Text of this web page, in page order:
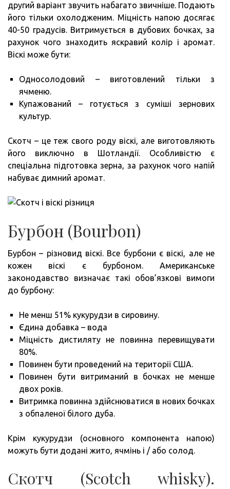
другий варіант звучить набагато звичніше. Подають
його тільки охолодженим. Міцність напою досягає
40-50 градусів. Витримується в дубових бочках, за
рахунок чого знаходить яскравий колір і аромат.
Віскі може бути:
Односолодовий – виготовлений тільки з
ячменю.
Купажований – готується з суміші зернових
культур.
Скотч – це теж свого роду віскі, але виготовляють
його виключно в Шотландії. Особливістю є
спеціальна підготовка зерна, за рахунок чого напій
набуває димний аромат.
Бурбон (Bourbon)
Бурбон – різновид віскі. Все бурбони є віскі, але не
кожен віскі є бурбоном. Американське
законодавство визначає такі обов’язкові вимоги
до бурбону:
Не менш 51% кукурудзи в сировину.
Єдина добавка – вода
Міцність дистиляту не повинна перевищувати
80%.
Повинен бути проведений на території США.
Повинен бути витриманий в бочках не менше
двох років.
Витримка повинна здійснюватися в нових бочках
з обпаленої білого дуба.
Крім кукурудзи (основного компонента напою)
можуть бути додані жито, ячмінь і / або солод.
Скотч (Scotch whisky).